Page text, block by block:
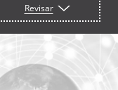
Revisar